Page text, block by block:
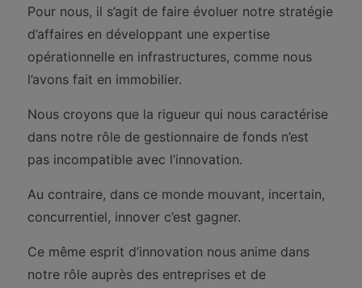
Pour nous, il s’agit de faire évoluer notre stratégie
d’affaires en développant une expertise
opérationnelle en infrastructures, comme nous
l’avons fait en immobilier.
Nous croyons que la rigueur qui nous caractérise
dans notre rôle de gestionnaire de fonds n’est
pas incompatible avec l’innovation.
Au contraire, dans ce monde mouvant, incertain,
concurrentiel, innover c’est gagner.
Ce même esprit d’innovation nous anime dans
notre rôle auprès des entreprises et de